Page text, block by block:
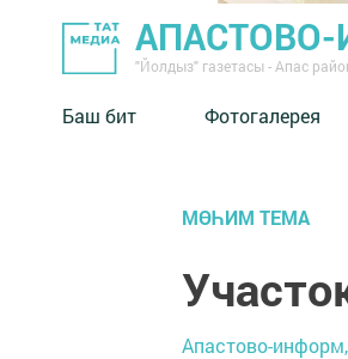
"Йолдыз" газетасы - Апас
Баш бит Фотогалерея
МӨҺИМ ТЕМА
Апастово-информ,